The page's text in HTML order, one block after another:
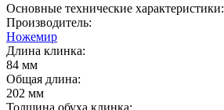
Основные технические характеристики:
Производитель:
Ножемир
Длина клинка:
84 мм
Общая длина:
202 мм